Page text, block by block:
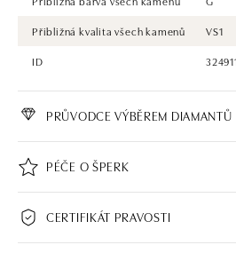
Přibližná kvalita všech kamenů
VS1
ID
PRŮVODCE VÝBĚREM DIAMANTŮ
PÉČE O ŠPERK
CERTIFIKÁT PRAVOSTI